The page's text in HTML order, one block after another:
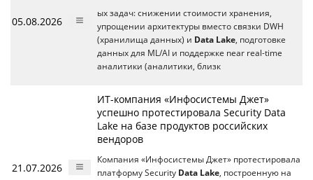
05.08.2026
ых задач: снижении стоимости хранения,
упрощении архитектуры вместо связки DWH
(хранилища данных) и Data Lake, подготовке
данных для ML/AI и поддержке near real-time
аналитики (аналитики, близк
21.07.2026
ИТ-компания «Инфосистемы Джет»
успешно протестировала Security Data
Lake на базе продуктов российских
вендоров
Компания «Инфосистемы Джет» протестировала
платформу Security Data Lake, построенную на